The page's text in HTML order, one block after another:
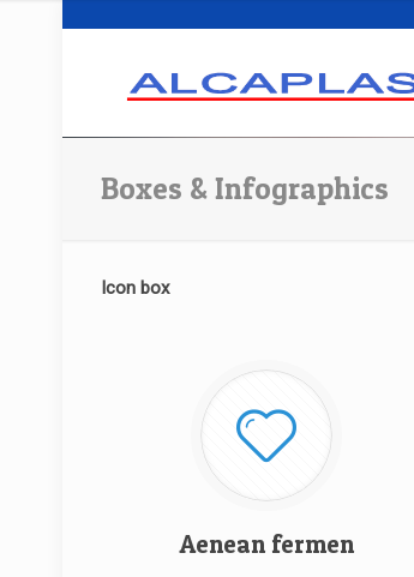
Boxes & Infographics
Icon box
Aenean fermen